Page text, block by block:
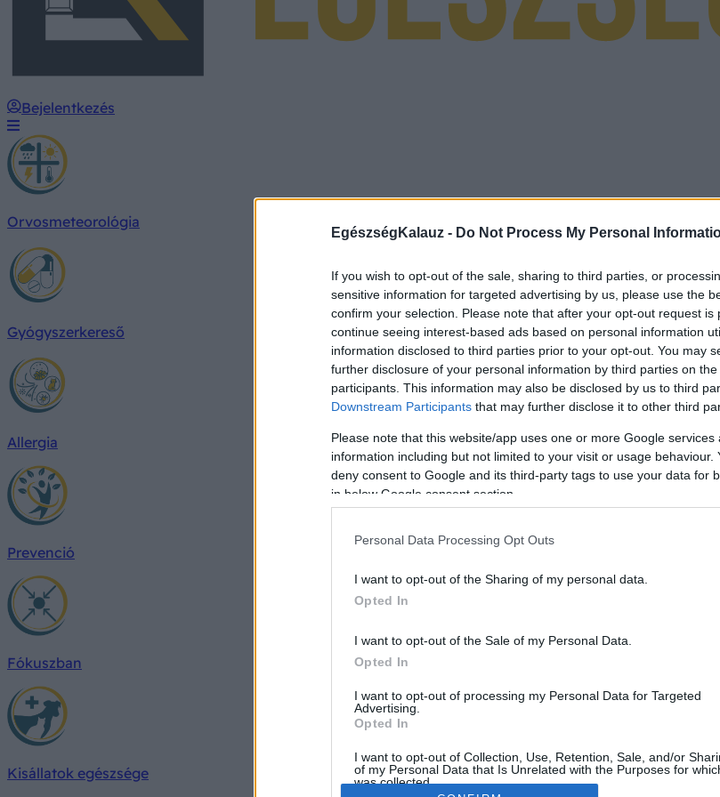
EgészségKalauz - Do Not Process My Personal
If you wish to opt-out of the sale, sharing to third parties, or
sensitive information for targeted advertising by us, please use the
confirm your selection. Please note that after your opt-out request is
continue seeing interest-based ads based on personal information
information disclosed to third parties prior to your opt-out. You may
further disclosure of your personal information by third parties on the
participants. This information may also be disclosed by us to third
Downstream Participants that may further disclose it to other third
Please note that this website/app uses one or more Google
information including but not limited to your visit or usage behaviour.
deny consent to Google and its third-party tags to use your data for
in below Google consent section.
Personal Data Processing Opt Outs
I want to opt-out of the Sharing of my personal data.
Opted In
I want to opt-out of the Sale of my Personal Data.
Opted In
I want to opt-out of processing my Personal Data for Targeted
Advertising.
Opted In
I want to opt-out of Collection, Use, Retention, Sale, and/or
of my Personal Data that Is Unrelated with the Purposes for
was collected.
Bejelentkezés
Orvosmeteorológia
Gyógyszerkereső
Allergia
Prevenció
Fókuszban
Kisállatok egészsége